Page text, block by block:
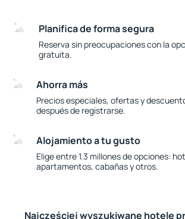
Planifica de forma segura
Reserva sin preocupaciones con la
gratuita.
Ahorra más
Precios especiales, ofertas y
después de registrarse.
Alojamiento a tu gusto
Elige entre 1.3 millones de opciones:
apartamentos, cabañas y otros.
Najczęściej wyszukiwane hotele